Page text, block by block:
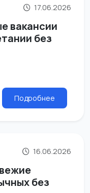
17.06.2026
вакансии
без
Подробнее
16.06.2026
без